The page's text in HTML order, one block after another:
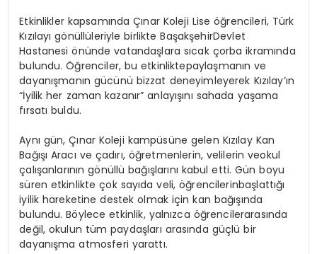
Etkinlikler kapsamında Çınar Koleji Liseöğrencileri, Türk
Kızılayı gönüllüleriyle birlikte BaşakşehirDevlet
Hastanesi önünde vatandaşlara sıcak çorba ikramında
bulundu.Öğrenciler, bu etkinliktepaylaşmanın ve
dayanışmanın gücünü bizzat deneyimleyerek Kızılay’ın
“İyilik her zamankazanır”anlayışını sahada yaşama
fırsatı buldu.
Aynı gün,Çınar Koleji kampüsüne gelen KızılayKan
Bağışı Aracı ve çadırı, öğretmenlerin, velilerin veokul
çalışanlarının gönüllü bağışlarını kabul etti.Gün boyu
süren etkinlikte çok sayıda veli,öğrencilerinbaşlattığı
iyilik hareketine destek olmak için kan bağışında
bulundu.Böylece etkinlik, yalnızca öğrencilerarasında
değil,okulun tüm paydaşları arasında güçlü bir
dayanışma atmosferi yarattı.